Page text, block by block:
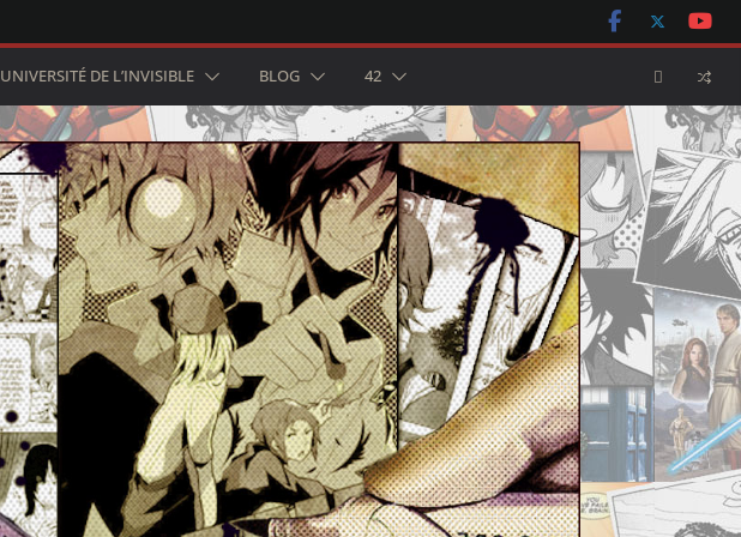
UNIVERSITÉ DE L’INVISIBLE BLOG 42